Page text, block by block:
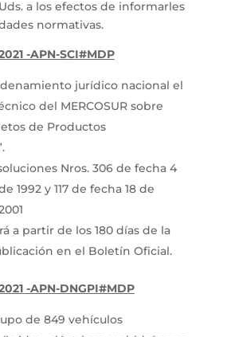
a los efectos de informarles
normativas.
-APN-SCI#MDP
jurídico nacional el
del MERCOSUR sobre
de Productos
Nros. 306 de fecha 4
1992 y 117 de fecha 18 de
a partir de los 180 días de la
en el Boletín Oficial.
-APN-DNGPI#MDP
de 849 vehículos